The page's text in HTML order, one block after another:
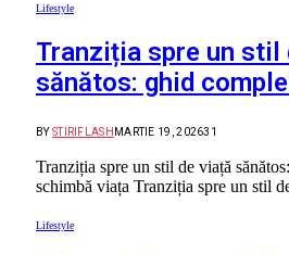
Lifestyle
Tranziția spre un stil
sănătos: ghid
BY STIRIFLASH MARTIE 19, 202631
Tranziția spre un stil de viață
schimbă viața Tranziția spre un stil
Lifestyle